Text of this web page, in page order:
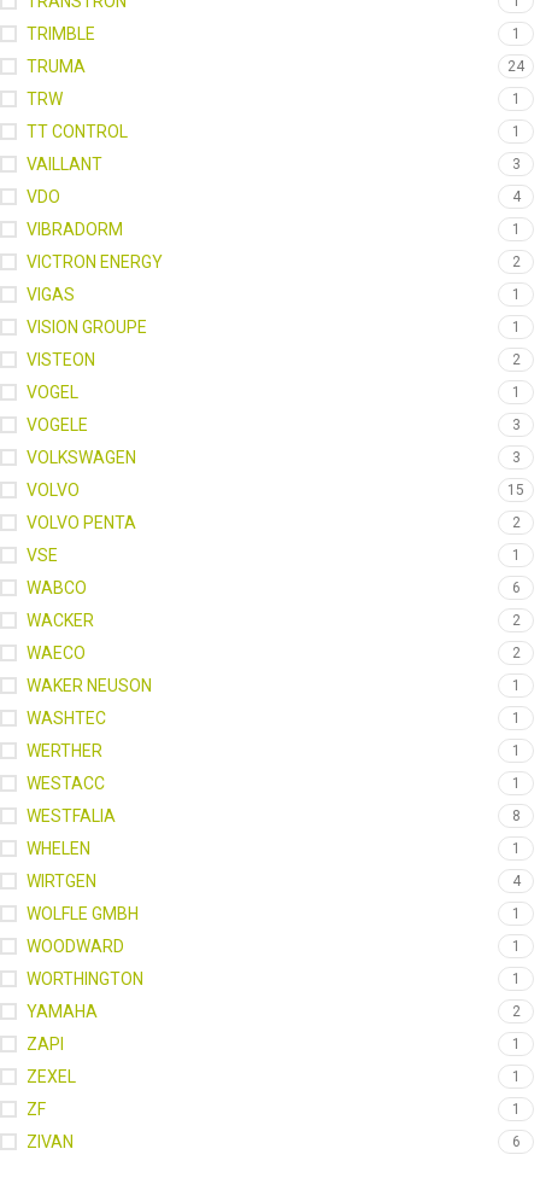
TRIMBLE 1
TRUMA 24
TRW 1
TT CONTROL 1
VAILLANT 3
VDO 4
VIBRADORM 1
VICTRON ENERGY 2
VIGAS 1
VISION GROUPE 1
VISTEON 2
VOGEL 1
VOGELE 3
VOLKSWAGEN 3
VOLVO 15
VOLVO PENTA 2
VSE 1
WABCO 6
WACKER 2
WAECO 2
WAKER NEUSON 1
WASHTEC 1
WERTHER 1
WESTACC 1
WESTFALIA 8
WHELEN 1
WIRTGEN 4
WOLFLE GMBH 1
WOODWARD 1
WORTHINGTON 1
YAMAHA 2
ZAPI 1
ZEXEL 1
ZF 1
ZIVAN 6